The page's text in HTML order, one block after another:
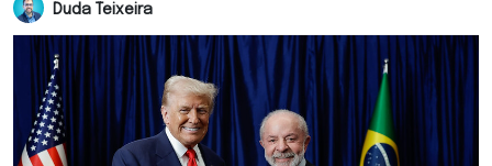
Duda Teixeira